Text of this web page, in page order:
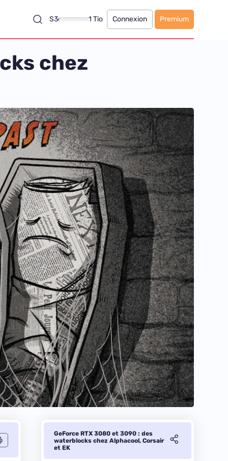
S3 1 Tio Connexion Premium
chez
GeForce RTX 3080 et 3090 : des
waterblocks chez Alphacool, Corsair
et EK